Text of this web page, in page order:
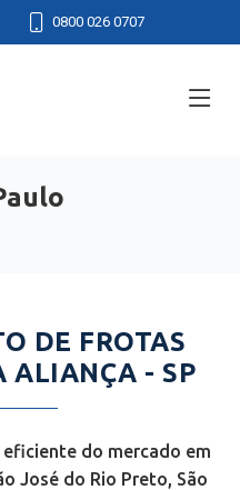
0800 026 0707
DE FROTAS
ALIANÇA - SP
do mercado em
José do Rio Preto, São